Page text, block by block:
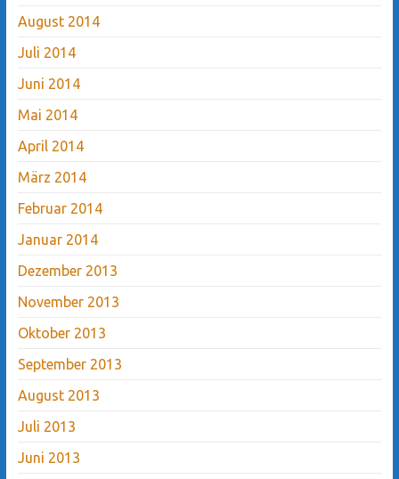
August 2014
Juli 2014
Juni 2014
Mai 2014
April 2014
März 2014
Februar 2014
Januar 2014
Dezember 2013
November 2013
Oktober 2013
September 2013
August 2013
Juli 2013
Juni 2013